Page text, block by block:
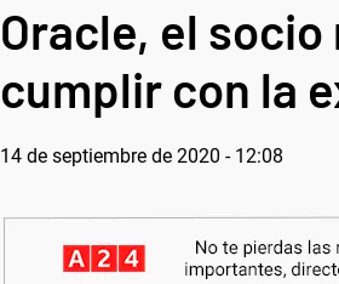
Oracle, el
cumplir con la
14 de septiembre de 2020 - 12:08